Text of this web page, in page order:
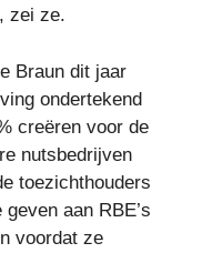
zei ze.
Braun dit jaar
ondertekend
creëren voor de
nutsbedrijven
toezichthouders
aan RBE’s
voordat ze